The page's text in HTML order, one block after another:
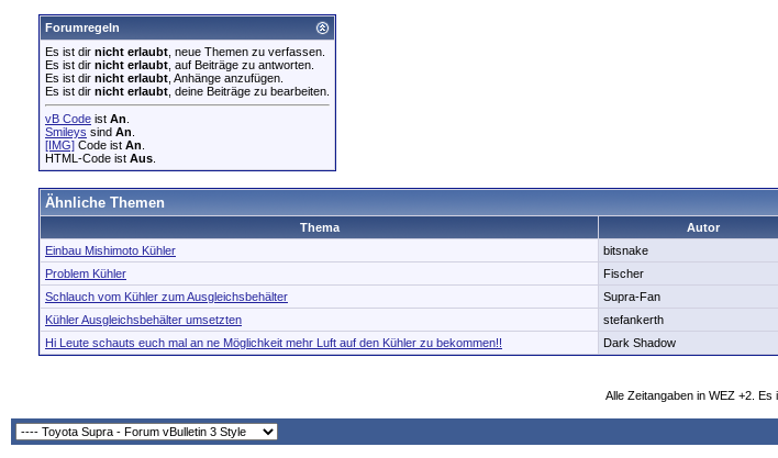
Forumregeln
Es ist dir nicht erlaubt , neue Themen zu verfassen.
Es ist dir nicht erlaubt , auf Beiträge zu antworten.
Es ist dir nicht erlaubt , Anhänge anzufügen.
Es ist dir nicht erlaubt , deine Beiträge zu bearbeiten.
vB Code ist An
Smileys sind An
[IMG] Code ist An
HTML-Code ist Aus
Ähnliche Themen
Thema Autor
Einbau Mishimoto Kühler
bitsnake
Problem Kühler
Fischer
Schlauch vom Kühler zum Ausgleichsbehälter
Supra-Fan
Kühler Ausgleichsbehälter umsetzten
stefankerth
Hi Leute schauts euch mal an ne Möglichkeit mehr Luft auf den Kühler zu bekommen!!
Dark Shadow
Alle Zeitangaben in WEZ +2. Es